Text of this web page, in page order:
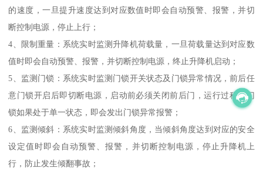
的速度，一旦提升速度达到对应数值时即会自动预警、报警，并切
断控制电源，停止上行；
4、限制重量：系统实时监测升降机荷载量，一旦荷载量达到对应数
值时即会自动预警、报警，并切断控制电源，终止升降机启动；
5、监测门锁：系统实时监测门锁开关状态及门锁异常情况，前后任
意门锁开启后即切断电源，启动前必须关闭前后门，运行过程中门
锁如果处于单一状态，即会发出门锁异常报警；
6、监测倾斜：系统实时监测倾斜角度，当倾斜角度达到对应的安全
设定值时即会自动预警、报警，并切断控制电源，停止升降机上
行，防止发生倾翻事故；